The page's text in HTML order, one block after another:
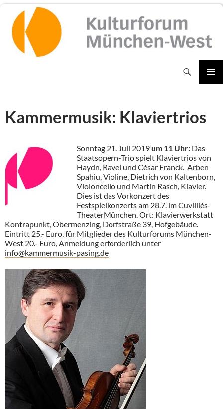
Inhalt
springen
Kammermusik: Klaviertrios
Sonntag 21. Juli 2019um 11 Uhr: Das
Staatsopern-Trio spielt Klaviertrios von
Haydn, Ravel und César Franck. Arben
Spahiu, Violine, Dietrich von Kaltenborn,
Violoncello und Martin Rasch, Klavier.
Dies ist das Vorkonzert des
Festspielkonzerts am 28.7. im Cuvilliés-
TheaterMünchen. Ort: Klavierwerkstatt
Kontrapunkt, Obermenzing, Dorfstraße 39, Hofgebäude.
Eintritt 25.- Euro, für Mitglieder des Kulturforums München-
West 20.- Euro, Anmeldung erforderlich unter
info@kammermusik-pasing.de